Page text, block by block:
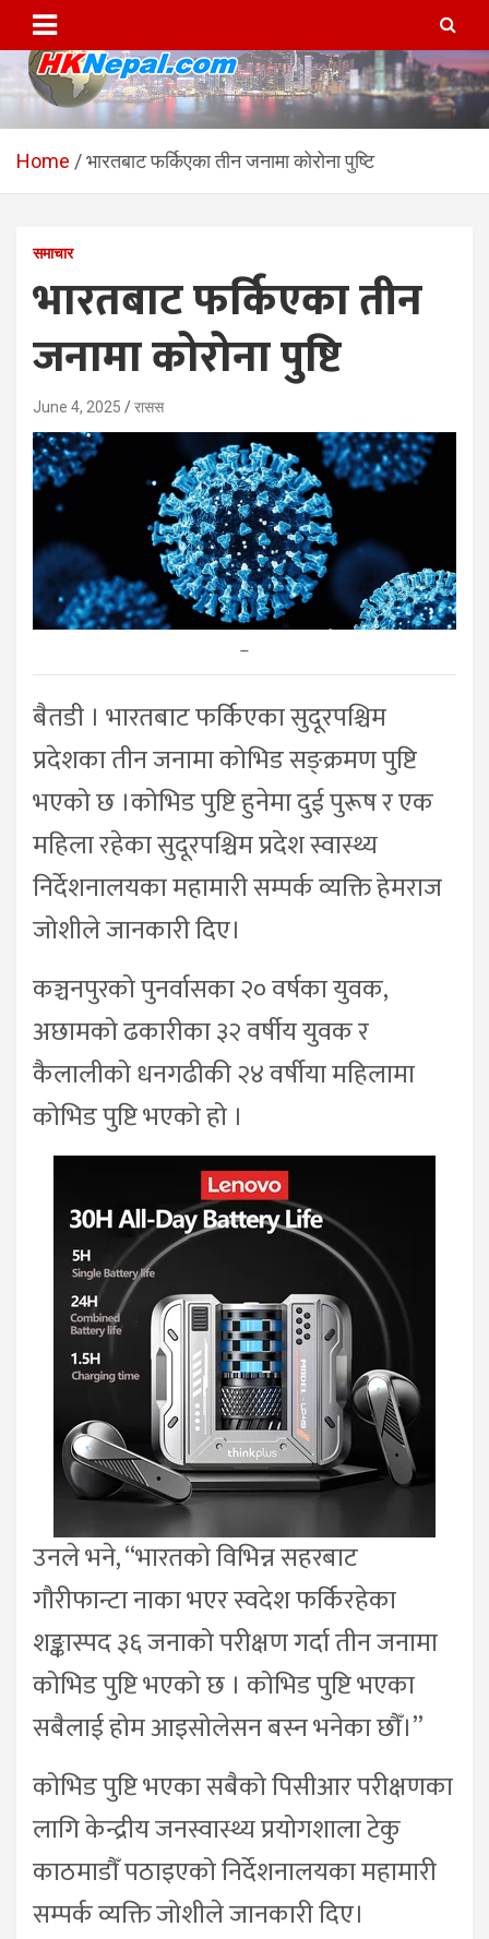
content
HKNepal.com – हङकङबाट
सञ्चालित पहिलो नेपाली अनलाईन
hknepal, hknepal.com, hk nepal, hk nepal com
Home भारतबाट फर्किएका तीन जनामा कोरोना पुष्टि
समाचार
भारतबाट फर्किएका तीन
जनामा कोरोना पुष्टि
June 4, 2025 रासस
–
बैतडी । भारतबाट फर्किएका सुदूरपश्चिम
प्रदेशका तीन जनामा कोभिड सङ्क्रमण पुष्टि
भएको छ ।कोभिड पुष्टि हुनेमा दुई पुरूष र एक
महिला रहेका सुदूरपश्चिम प्रदेश स्वास्थ्य
निर्देशनालयका महामारी सम्पर्क व्यक्ति हेमराज
जोशीले जानकारी दिए।
कञ्चनपुरको पुनर्वासका २० वर्षका युवक,
अछामको ढकारीका ३२ वर्षीय युवक र
कैलालीको धनगढीकी २४ वर्षीया महिलामा
कोभिड पुष्टि भएको हो ।
उनले भने, “भारतको विभिन्न सहरबाट
गौरीफान्टा नाका भएर स्वदेश फर्किरहेका
शङ्कास्पद ३६ जनाको परीक्षण गर्दा तीन जनामा
कोभिड पुष्टि भएको छ । कोभिड पुष्टि भएका
सबैलाई होम आइसोलेसन बस्न भनेका छौँ।”
कोभिड पुष्टि भएका सबैको पिसीआर परीक्षणका
लागि केन्द्रीय जनस्वास्थ्य प्रयोगशाला टेकु
काठमाडौँ पठाइएको निर्देशनालयका महामारी
सम्पर्क व्यक्ति जोशीले जानकारी दिए।